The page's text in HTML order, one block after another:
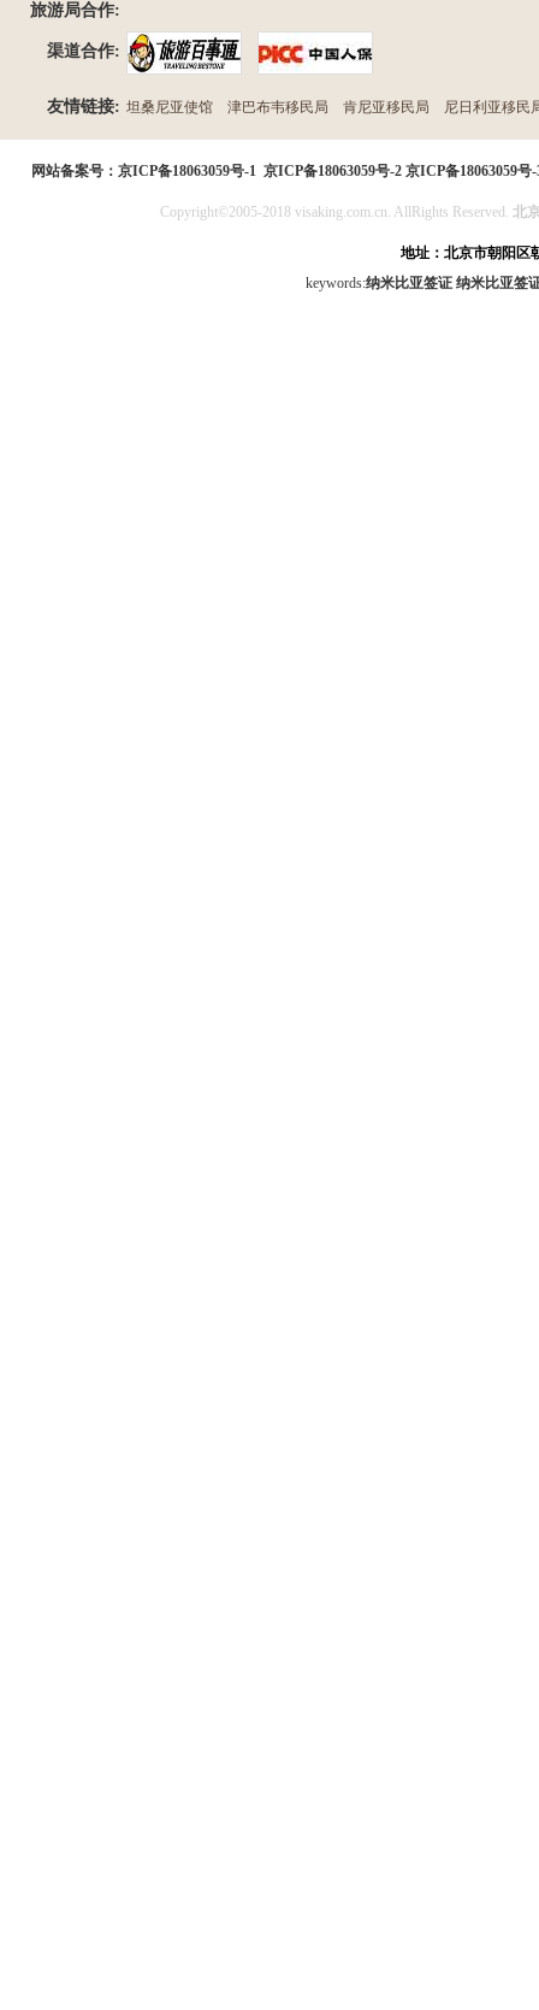
旅游局合作:
渠道合作:
友情链接: 坦桑尼亚使馆 津巴布韦移民局 肯尼亚移民局 尼日利亚移民
网站备案号： 京ICP备18063059号-1 京ICP备18063059号-2 京ICP备18063059号-
Copyright©2005-2018 visaking.com.cn. AllRights Reserved. 北
地址：北京市朝阳区
keywords:纳米比亚签证 纳米比亚签